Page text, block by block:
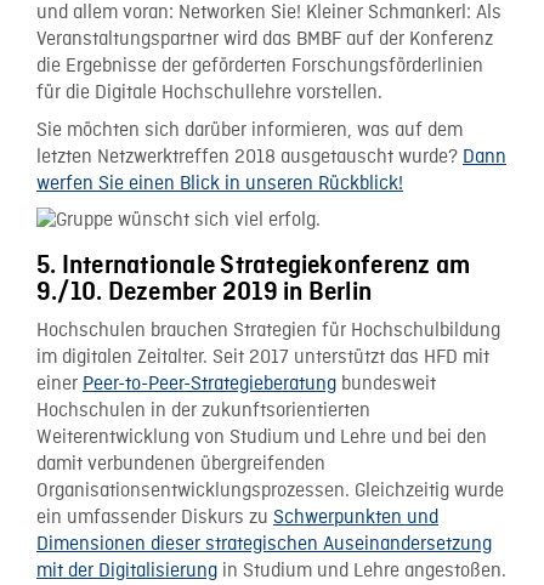
und allem voran: Networken Sie! Kleiner Schmankerl: Als
Veranstaltungspartner wird das BMBF auf der Konferenz
die Ergebnisse der geförderten Forschungsförderlinien
für die Digitale Hochschullehre vorstellen.
Sie möchten sich darüber informieren, was auf dem
letzten Netzwerktreffen 2018 ausgetauscht wurde? Dann
werfen Sie einen Blick in unseren Rückblick!
5. Internationale Strategiekonferenz am
9./10. Dezember 2019 in Berlin
Hochschulen brauchen Strategien für Hochschulbildung
im digitalen Zeitalter. Seit 2017 unterstützt das HFD mit
einer Peer-to-Peer-Strategieberatung bundesweit
Hochschulen in der zukunftsorientierten
Weiterentwicklung von Studium und Lehre und bei den
damit verbundenen übergreifenden
Organisationsentwicklungsprozessen. Gleichzeitig wurde
ein umfassender Diskurs zu Schwerpunkten und
Dimensionen dieser strategischen Auseinandersetzung
mit der Digitalisierung in Studium und Lehre angestoßen.